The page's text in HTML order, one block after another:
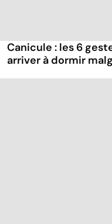
Canicule : les 6
arriver à dormir